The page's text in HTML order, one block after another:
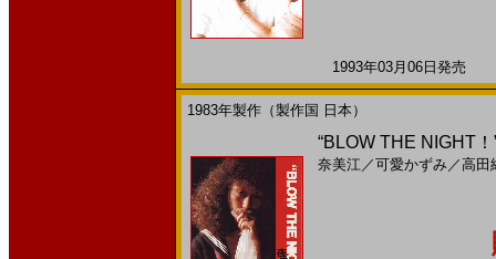
1993年03月06日発売
1983年製作（製作国 日本）
“BLOW THE NIGHT
奈美江／可愛かずみ／高田